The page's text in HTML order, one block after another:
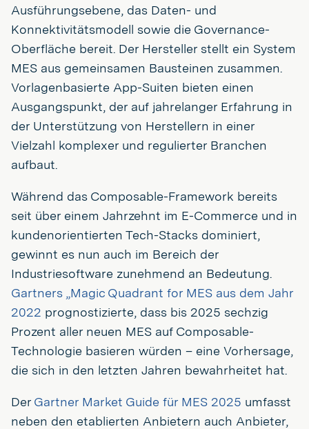
Ausführungsebene, das Daten- und
Konnektivitätsmodell sowie die Governance-
Oberfläche bereit. Der Hersteller stellt ein System
MES aus gemeinsamen Bausteinen zusammen.
Vorlagenbasierte App-Suiten bieten einen
Ausgangspunkt, der auf jahrelanger Erfahrung in
der Unterstützung von Herstellern in einer
Vielzahl komplexer und regulierter Branchen
aufbaut.
Während das Composable-Framework bereits
seit über einem Jahrzehnt im E-Commerce und in
kundenorientierten Tech-Stacks dominiert,
gewinnt es nun auch im Bereich der
Industriesoftware zunehmend an Bedeutung.
Gartners „Magic Quadrant for MES aus dem Jahr
2022 prognostizierte, dass bis 2025 sechzig
Prozent aller neuen MES auf Composable-
Technologie basieren würden – eine Vorhersage,
die sich in den letzten Jahren bewahrheitet hat.
Der Gartner Market Guide für MES 2025 umfasst
neben den etablierten Anbietern auch Anbieter,